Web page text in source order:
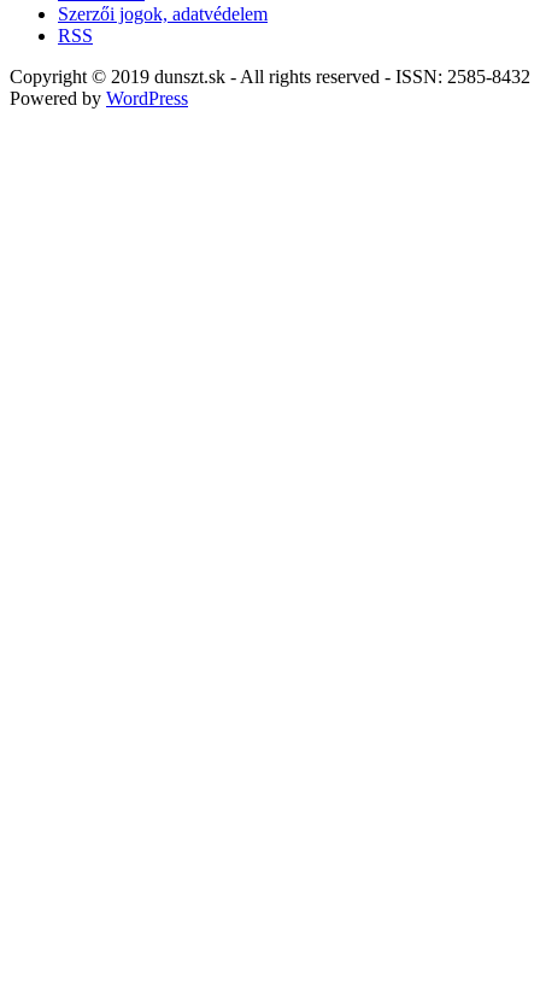
Szerzői jogok, adatvédelem
RSS
Copyright © 2019 dunszt.sk - All rights reserved - ISSN: 2585-8432
Powered by WordPress